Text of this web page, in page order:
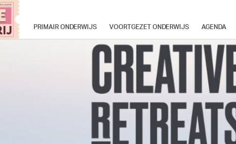
PRIMAIR ONDERWIJS VOORTGEZET ONDERWIJS AGENDA